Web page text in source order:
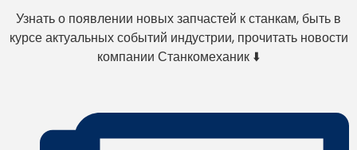
Узнать о появлении новых запчастей к станкам, быть в
курсе актуальных событий индустрии, прочитать новости
компании Станкомеханик ⬇️